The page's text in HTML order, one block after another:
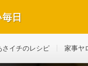
日
さイチのレシピ 家事ヤ